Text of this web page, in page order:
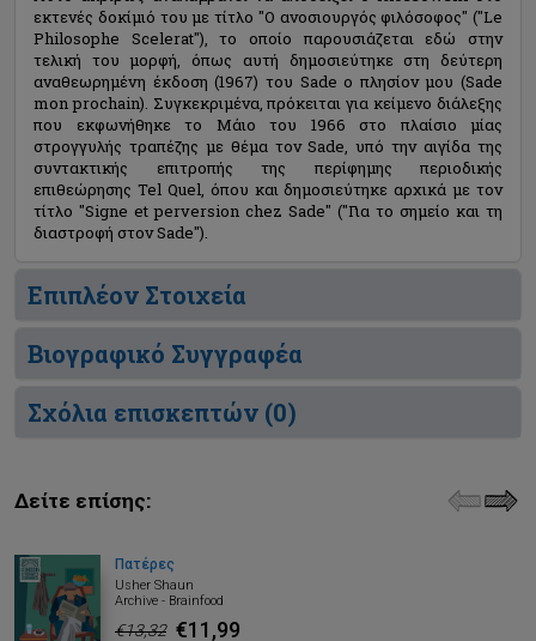
εκτενές δοκίμιό του με τίτλο "Ο ανοσιουργός φιλόσοφος" ("Le
Philosophe Scelerat"), το οποίο παρουσιάζεται εδώ στην
τελική του μορφή, όπως αυτή δημοσιεύτηκε στη δεύτερη
αναθεωρημένη έκδοση (1967) του Sade ο πλησίον μου (Sade
mon prochain). Συγκεκριμένα, πρόκειται για κείμενο διάλεξης
που εκφωνήθηκε το Μάιο του 1966 στο πλαίσιο μίας
στρογγυλής τραπέζης με θέμα τον Sade, υπό την αιγίδα της
συντακτικής επιτροπής της περίφημης περιοδικής
επιθεώρησης Tel Quel, όπου και δημοσιεύτηκε αρχικά με τον
τίτλο "Signe et perversion chez Sade" ("Για το σημείο και τη
διαστροφή στον Sade").
Επιπλέον Στοιχεία
Βιογραφικό Συγγραφέα
Σχόλια επισκεπτών (0)
Δείτε επίσης:
Πατέρες
Usher Shaun
Archive - Brainfood
€13,32 €11,99